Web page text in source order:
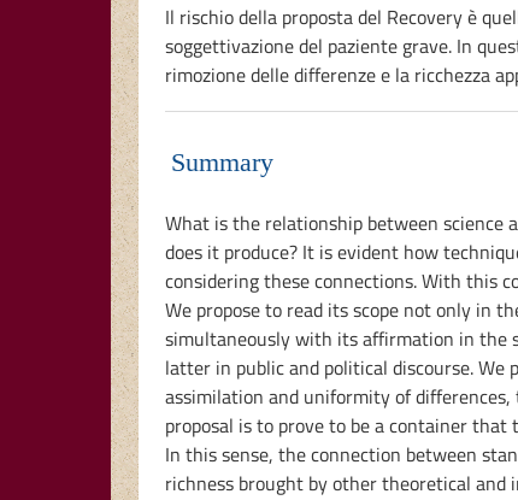
Il rischio della proposta del Recovery è
soggettivazione del paziente grave. In
rimozione delle differenze e la ricchezza
Summary
What is the relationship between science
does it produce? It is evident how
considering these connections. With this
We propose to read its scope not only in
simultaneously with its affirmation in the
latter in public and political discourse.
assimilation and uniformity of
proposal is to prove to be a container
In this sense, the connection between
richness brought by other theoretical and